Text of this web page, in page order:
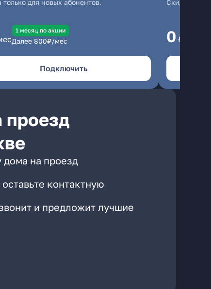
только для новых абонентов.
1 месяц по акции
Далее 800₽/мес
Подключить
Скидка
0 ₽/мес
проезд
дома на проезд
контактную
и предложит лучшие